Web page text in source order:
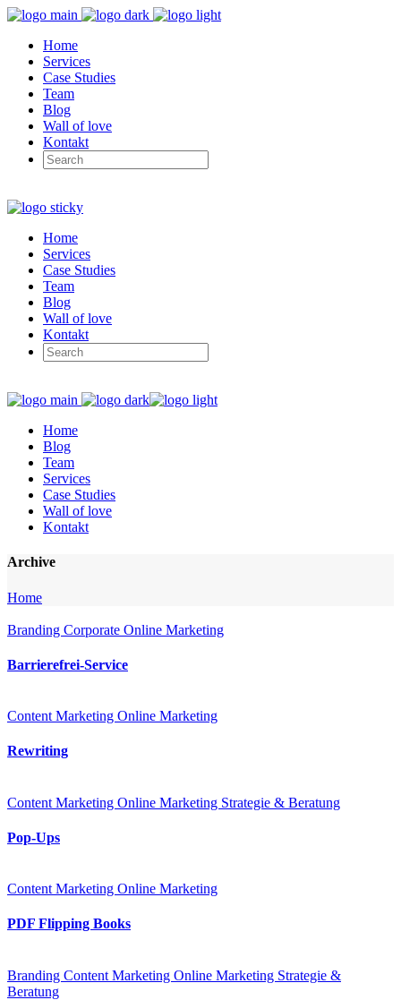
Home
Services
Case Studies
Team
Blog
Wall of love
Kontakt
Home
Services
Case Studies
Team
Blog
Wall of love
Kontakt
Home
Blog
Team
Services
Case Studies
Wall of love
Kontakt
Archive
Home
Branding Corporate Online Marketing
Barrierefrei-Service
Content Marketing Online Marketing
Rewriting
Content Marketing Online Marketing Strategie & Beratung
Pop-Ups
Content Marketing Online Marketing
PDF Flipping Books
Branding Content Marketing Online Marketing Strategie &
Beratung